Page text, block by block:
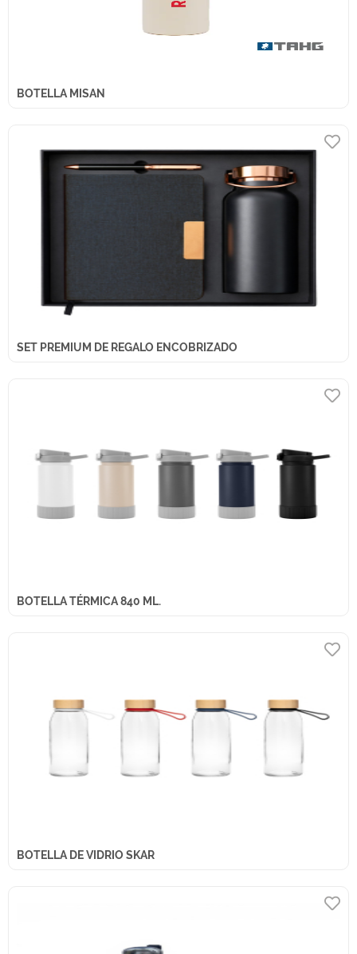
BOTELLA MISAN
SET PREMIUM DE REGALO ENCOBRIZADO
BOTELLA TÉRMICA 840 ML.
BOTELLA DE VIDRIO SKAR